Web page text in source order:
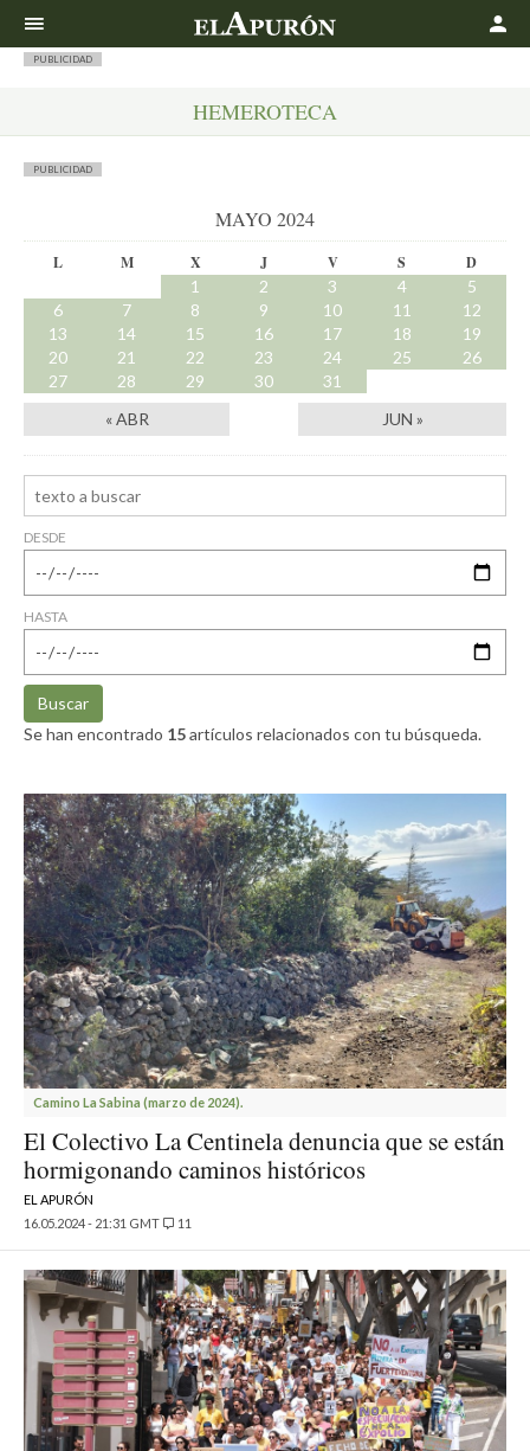
PUBLICIDAD
HEMEROTECA
PUBLICIDAD
MAYO 2024
L M X J V S D
« ABR JUN »
1 2 3 4
5
6
7 8 9 10 11
12
13
14 15 16 17 18
19
20
21 22 23 24 25
26
27
28 29 30 31
DESDE
HASTA
Buscar
Se han encontrado 15artículos relacionados con tu búsqueda.
Camino La Sabina (marzo de 2024).
El Colectivo La Centinela denuncia que se están
hormigonando caminos históricos
EL APURÓN
16.05.2024 - 21:31 GMT
11